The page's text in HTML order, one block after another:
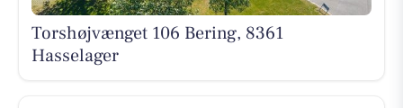
Torshøjvænget 106 Bering, 8361
Hasselager